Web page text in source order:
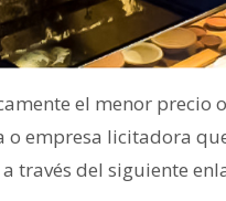
el menor precio
o empresa licitadora
través del siguiente